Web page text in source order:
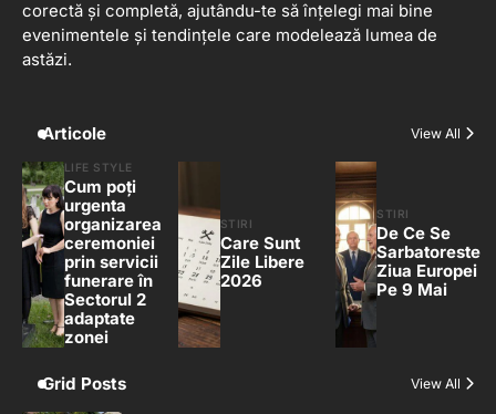
corectă și completă, ajutându-te să înțelegi mai bine
evenimentele și tendințele care modelează lumea de
astăzi.
Articole View All
LIFE STYLE
Cum poți
urgenta
organizarea
ceremoniei
prin servicii
funerare în
Sectorul 2
adaptate
zonei
STIRI
Care Sunt
Zile Libere
2026
STIRI
De Ce Se
Sarbatoreste
Ziua Europei
Pe 9 Mai
Grid Posts View All